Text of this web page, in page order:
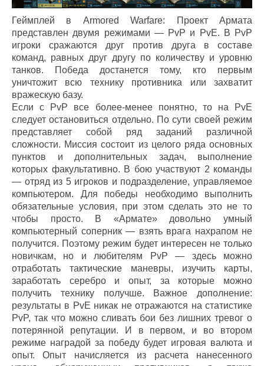
Геймплей в Armored Warfare: Проект Армата
представлен двумя режимами — PvP и PvE. В PvP
игроки сражаются друг против друга в составе
команд, равных друг другу по количеству и уровню
танков. Победа достанется тому, кто первым
уничтожит всю технику противника или захватит
вражескую базу.
Если с PvP все более-менее понятно, то на PvE
следует остановиться отдельно. По сути своей режим
представляет собой ряд заданий различной
сложности. Миссия состоит из целого ряда основных
пунктов и дополнительных задач, выполнение
которых факультативно. В бою участвуют 2 команды
— отряд из 5 игроков и подразделение, управляемое
компьютером. Для победы необходимо выполнить
обязательные условия, при этом сделать это не то
чтобы просто. В «Армате» довольно умный
компьютерный соперник — взять врага нахрапом не
получится. Поэтому режим будет интересен не только
новичкам, но и любителям PvP — здесь можно
отработать тактические маневры, изучить карты,
заработать серебро и опыт, за которые можно
получить технику получше. Важное дополнение:
результаты в PvE никак не отражаются на статистике
PvP, так что можно сливать бои без лишних тревог о
потерянной репутации. И в первом, и во втором
режиме наградой за победу будет игровая валюта и
опыт. Опыт начисляется из расчета нанесенного